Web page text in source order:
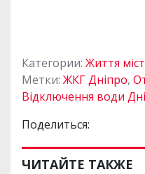
Категории: Життя
Метки: ЖКГ Дніпро,
Відключення води
Поделиться:
ЧИТАЙТЕ ТАКЖЕ